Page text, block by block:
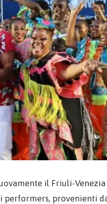
il Friuli-
provenienti